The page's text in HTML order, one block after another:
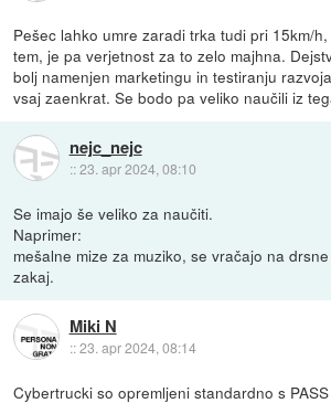
Pešec lahko umre zaradi trka tudi pri 15km/
tem, je pa verjetnost za to zelo majhna.
bolj namenjen marketingu in testiranju
vsaj zaenkrat. Se bodo pa veliko naučili iz
nejc_nejc
::23. apr 2024, 08:10
Se imajo še veliko za naučiti.
Naprimer:
mešalne mize za muziko, se vračajo na
zakaj.
Miki N
::23. apr 2024, 08:14
Cybertrucki so opremljeni standardno s